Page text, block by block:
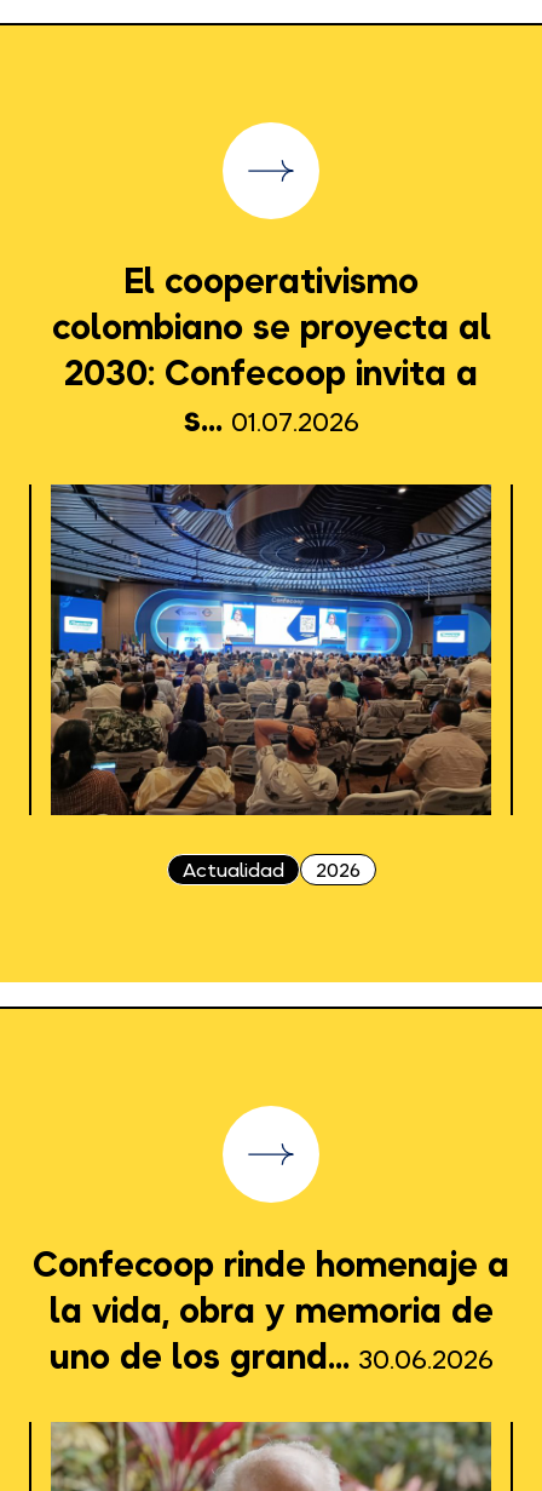
El cooperativismo
colombiano se proyecta al
2030: Confecoop invita a
s... 01.07.2026
Actualidad 2026
Confecoop rinde homenaje a
la vida, obra y memoria de
uno de los grand... 30.06.2026